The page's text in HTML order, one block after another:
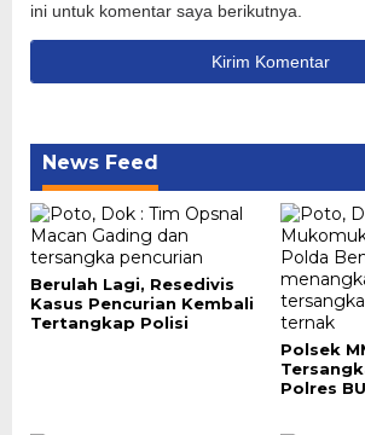
ini untuk komentar saya berikutnya.
News Feed
Berulah Lagi, Resedivis
Kasus Pencurian Kembali
Tertangkap Polisi
Polsek
Polres BU